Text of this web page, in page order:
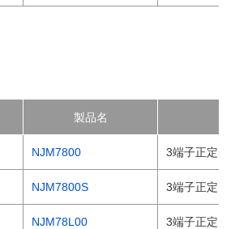
製品名
NJM7800 3端子正定電
NJM7800S 3端子正定電
NJM78L00 3端子正定電